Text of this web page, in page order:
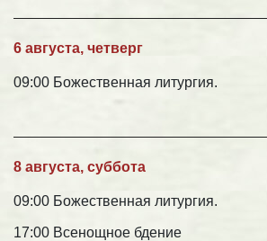
6 августа, четверг
09:00 Божественная литургия.
8 августа, суббота
09:00 Божественная литургия.
17:00 Всенощное бдение